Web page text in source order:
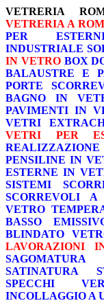
VETRERIA
VETRERIA A
PER
INDUSTRIALE
IN VETRO BOX
BALAUSTRE E
PORTE
BAGNO IN
PAVIMENTI IN
VETRI
VETRI PER
REALIZZAZIONE
PENSILINE IN
ESTERNE IN
SISTEMI
SCORREVOLI
VETRO
BASSO
BLINDATO
LAVORAZIONI
SAGOMATURA
SATINATURA
SPECCHI
INCOLLAGGIO A